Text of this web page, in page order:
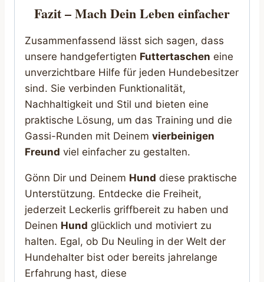
Fazit – Mach Dein Leben einfacher
Zusammenfassend lässt sich sagen, dass
unsere handgefertigten Futtertaschen eine
unverzichtbare Hilfe für jeden Hundebesitzer
sind. Sie verbinden Funktionalität,
Nachhaltigkeit und Stil und bieten eine
praktische Lösung, um das Training und die
Gassi-Runden mit Deinem vierbeinigen
Freund viel einfacher zu gestalten.
Gönn Dir und Deinem Hund diese praktische
Unterstützung. Entdecke die Freiheit,
jederzeit Leckerlis griffbereit zu haben und
Deinen Hund glücklich und motiviert zu
halten. Egal, ob Du Neuling in der Welt der
Hundehalter bist oder bereits jahrelange
Erfahrung hast, diese